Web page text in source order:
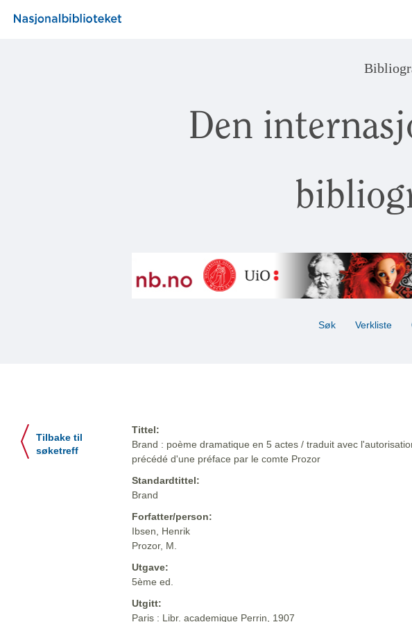
Den
Søk Verkliste
Tilbake til
søketreff
Tittel:
Brand : poème dramatique en 5 actes / traduit avec
précédé d'une préface par le comte Prozor
Standardtittel:
Brand
Forfatter/person:
Ibsen, Henrik
Prozor, M.
Utgave:
5ème ed.
Utgitt:
Paris : Libr. academique Perrin, 1907